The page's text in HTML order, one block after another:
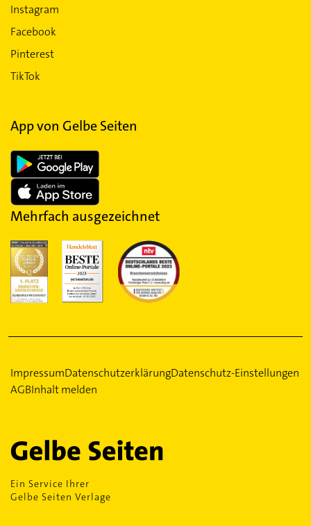
Instagram
Facebook
Pinterest
TikTok
App von Gelbe Seiten
Mehrfach ausgezeichnet
ImpressumDatenschutzerklärungDatenschutz-Einstellungen
AGBInhalt melden
Ein Service Ihrer
Gelbe Seiten Verlage